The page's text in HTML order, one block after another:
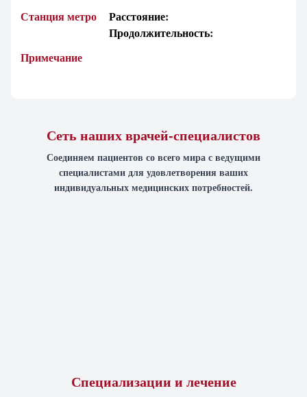
Станция метро
Расстояние:
Продолжительность:
Примечание
Сеть наших врачей-специалистов
Соединяем пациентов со всего мира с ведущими
специалистами для удовлетворения ваших
индивидуальных медицинских потребностей.
Специализации и лечение